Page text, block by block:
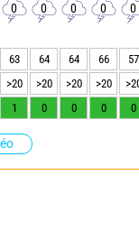
0 0 0 0 0
63 64 64 66
57
>20 >20 >20 >20
1 0 0 0 0